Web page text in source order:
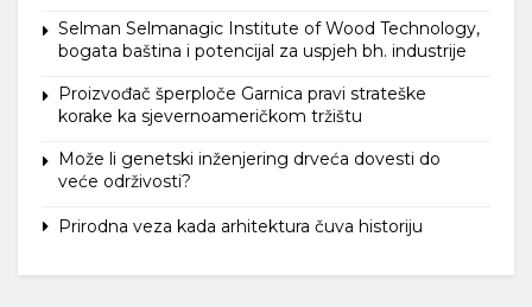
Selman Selmanagic Institute of Wood Technology,
bogata baština i potencijal za uspjeh bh. industrije
Proizvođač šperploče Garnica pravi strateške
korake ka sjevernoameričkom tržištu
Može li genetski inženjering drveća dovesti do
veće održivosti?
Prirodna veza kada arhitektura čuva historiju